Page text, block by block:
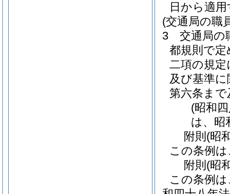
日から適
(交通局の職
3
交通局の
都規則で
二項の規
及び基準
第六条ま
(昭和
は、昭
附則 (昭
この条例
附則 (昭
この条例